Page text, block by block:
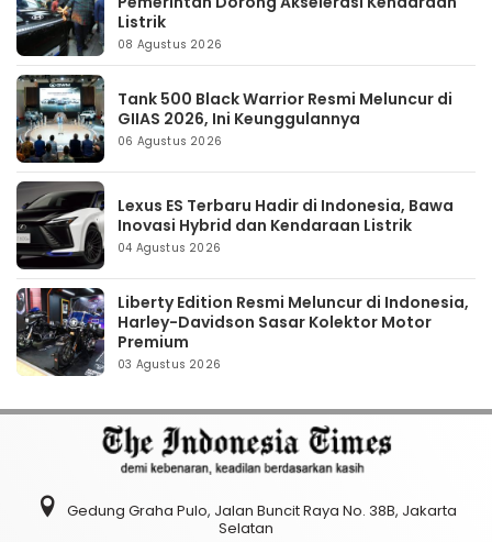
Listrik
08 Agustus 2026
Tank 500 Black Warrior Resmi Meluncur di
GIIAS 2026, Ini Keunggulannya
06 Agustus 2026
Lexus ES Terbaru Hadir di Indonesia, Bawa
Inovasi Hybrid dan Kendaraan Listrik
04 Agustus 2026
Liberty Edition Resmi Meluncur di Indonesia,
Harley-Davidson Sasar Kolektor Motor
Premium
03 Agustus 2026
Gedung Graha Pulo, Jalan Buncit Raya No. 38B, Jakarta
Selatan